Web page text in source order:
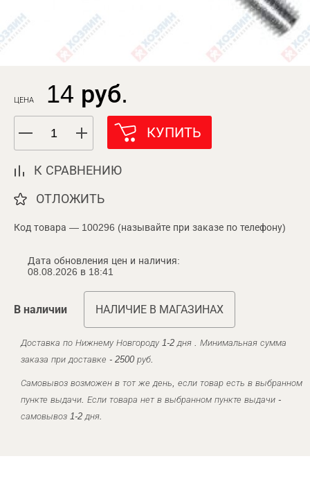
ЦЕНА 14 руб.
КУПИТЬ
К СРАВНЕНИЮ
ОТЛОЖИТЬ
Код товара — 100296 (называйте при заказе по телефону)
Дата обновления цен и наличия:
08.08.2026 в 18:41
В наличии НАЛИЧИЕ В МАГАЗИНАХ
Доставка по Нижнему Новгороду 1-2 дня . Минимальная сумма
заказа при доставке - 2500 руб.
Самовывоз возможен в тот же день, если товар есть в выбранном
пункте выдачи. Если товара нет в выбранном пункте выдачи -
самовывоз 1-2 дня.